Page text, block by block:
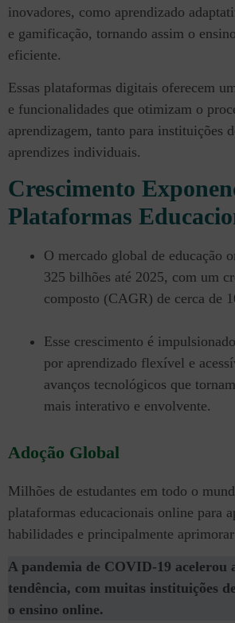
inovadores, como aprendizado
e gamificação, tornando assim o
eficiente.
Essas plataformas digitais oferecem
e funcionalidades que otimizam o
aprendizagem, tanto para instituições
aprendizes individuais.
Crescimento
Plataformas
O mercado global de educação
325 bilhões até 2025, com um
composto (CAGR) de cerca de
Esse crescimento é
por aprendizado flexível e
avanços tecnológicos que
mais interativo e envolvente.
Adoção Global
Milhões de estudantes em todo o
plataformas educacionais online para
habilidades e principalmente
A pandemia de COVID-19 acelerou
tendência, com muitas instituições
o ensino online.